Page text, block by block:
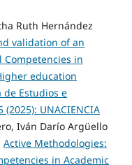
Ruth Hernández
validation of an
in
education
de Estudios e
UNACIENCIA
Iván Darío Argüello
Active Methodologies:
in Academic